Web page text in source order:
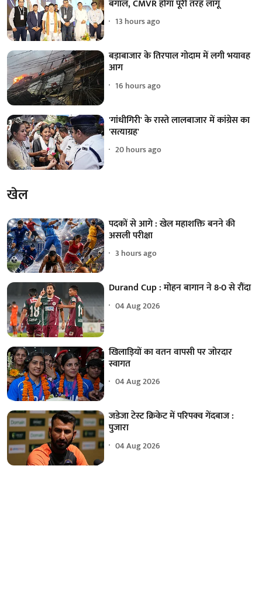
बंगाल, CMVR होगा पूरी तरह लागू
13 hours ago
बड़ाबाजार के तिरपाल गोदाम में लगी भयावह
आग
16 hours ago
'गांधीगिरी' के रास्ते लालबाजार में कांग्रेस का
'सत्याग्रह'
20 hours ago
खेल
पदकों से आगे : खेल महाशक्ति बनने की
असली परीक्षा
3 hours ago
Durand Cup : मोहन बागान ने 8-0 से रौंदा
04 Aug 2026
खिलाड़ियों का वतन वापसी पर जोरदार
स्वागत
04 Aug 2026
जडेजा टेस्ट क्रिकेट में परिपक्व गेंदबाज :
पुजारा
04 Aug 2026